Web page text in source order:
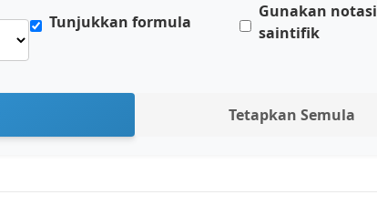
Tunjukkan formula
Gunakan notasi
saintifik
Tetapkan Semula